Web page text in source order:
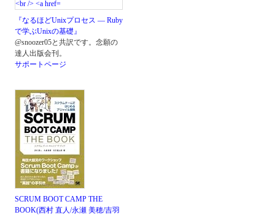
『なるほどUnixプロセス ― Ruby
で学ぶUnixの基礎』
@snoozer05と共訳です。念願の
達人出版会刊。
サポートページ
SCRUM BOOT CAMP THE
BOOK(西村 直人/永瀬 美穂/吉羽